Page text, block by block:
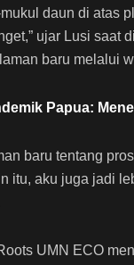
daun di atas
ujar Lusi saat
baru melalui
Papua:
baru tentang
itu, aku juga jadi
UMN ECO